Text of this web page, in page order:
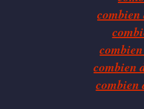
combien
combien
combien